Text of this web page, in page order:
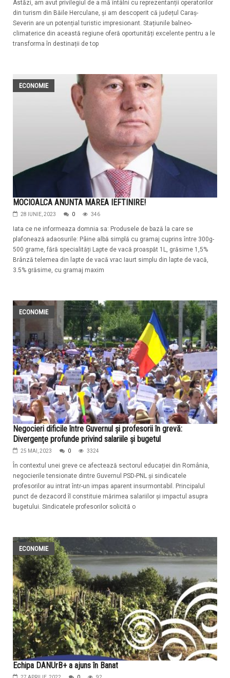
Astăzi, am avut privilegiul de a mă întâlni cu reprezentanții operatorilor
din turism din Băile Herculane, și am descoperit că județul Caraș-
Severin are un potențial turistic impresionant. Stațiunile balneo-
climaterice din această regiune oferă oportunități excelente pentru a le
transforma în destinații de top
ECONOMIE
MOCIOALCA ANUNTA MAREA IEFTINIRE!
28 IUNIE, 2023 0 346
Iata ce ne informeaza domnia sa: Produsele de bază la care se
plafonează adaosurile: Pâine albă simplă cu gramaj cuprins între 300g-
500 grame, fără specialități Lapte de vacă proaspăt 1L, grăsime 1,5%
Brânză telemea din lapte de vacă vrac Iaurt simplu din lapte de vacă,
3.5% grăsime, cu gramaj maxim
ECONOMIE
Negocieri dificile între Guvernul și profesorii în grevă:
Divergențe profunde privind salariile și bugetul
25 MAI, 2023 0 3324
În contextul unei greve ce afectează sectorul educației din România,
negocierile tensionate dintre Guvernul PSD-PNL și sindicatele
profesorilor au intrat într-un impas aparent insurmontabil. Principalul
punct de dezacord îl constituie mărimea salariilor și impactul asupra
bugetului. Sindicatele profesorilor solicită o
ECONOMIE
Echipa DANUrB+ a ajuns în Banat